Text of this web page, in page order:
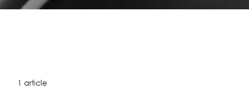
1 article